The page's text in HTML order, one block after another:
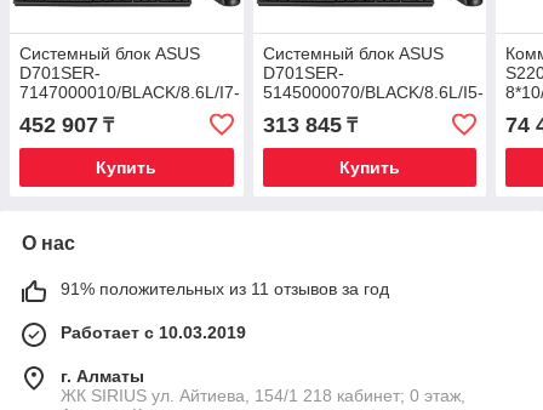
Системный блок ASUS
D701SER-
7147000010/BLACK/8.6L/I7-
14700/16G/1T M.2
PCIE/Wi-
Fi6E+BT5.4/dTPM/330W
/USB KB M/
452 907 ₸
Купить
Системный блок ASUS
D701SER-
5145000070/BLACK/8.6L/I5-
14500/16G/512G M.2
PCIE/Wi-
Fi6E+BT5.4/dTPM/330W
313 845₸
Купить
74
О нас
91% положительных из 11 отзывов за год
Работает с 10.03.2019
г. Алматы
​ЖК SIRIUS​ ул. Айтиева, 154/1​ 218 кабинет; 0 этаж,